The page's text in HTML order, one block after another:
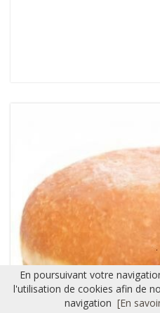
En poursuivant votre
l'utilisation de cookies afin de
navigation [En